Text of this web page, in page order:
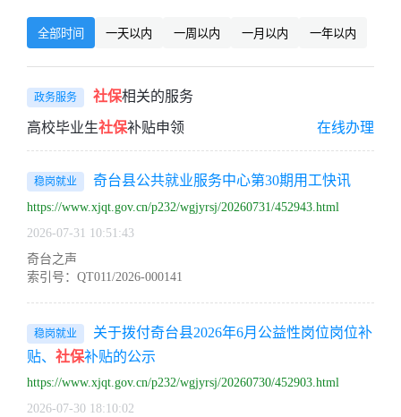
全部时间 一天以内 一周以内 一月以内 一年以内
政务服务 社保相关的服务
高校毕业生社保补贴申领 在线办理
稳岗就业 奇台县公共就业服务中心第30期用工快讯
https://www.xjqt.gov.cn/p232/wgjyrsj/20260731/452943.html
2026-07-31 10:51:43
奇台之声
索引号：QT011/2026-000141
稳岗就业
关于拨付奇台县2026年6月公益性岗位岗位补
贴、 社保补贴的公示
https://www.xjqt.gov.cn/p232/wgjyrsj/20260730/452903.html
2026-07-30 18:10:02